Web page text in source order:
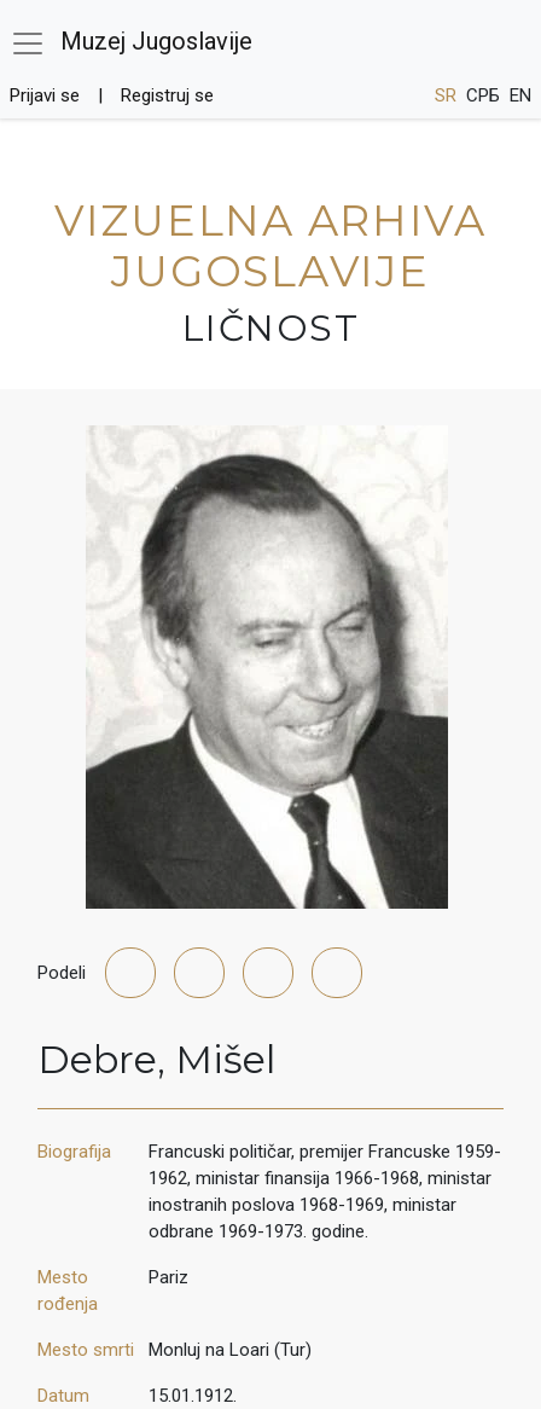
Muzej Jugoslavije
Prijavi se Registruj se SR СРБ EN
VIZUELNA ARHIVA
JUGOSLAVIJE
LIČNOST
Podeli
Debre, Mišel
Biografija
Francuski političar, premijer Francuske 1959-
1962, ministar finansija 1966-1968, ministar
inostranih poslova 1968-1969, ministar
odbrane 1969-1973. godine.
Mesto
rođenja
Pariz
Mesto smrti Monluj na Loari (Tur)
Datum
15.01.1912.